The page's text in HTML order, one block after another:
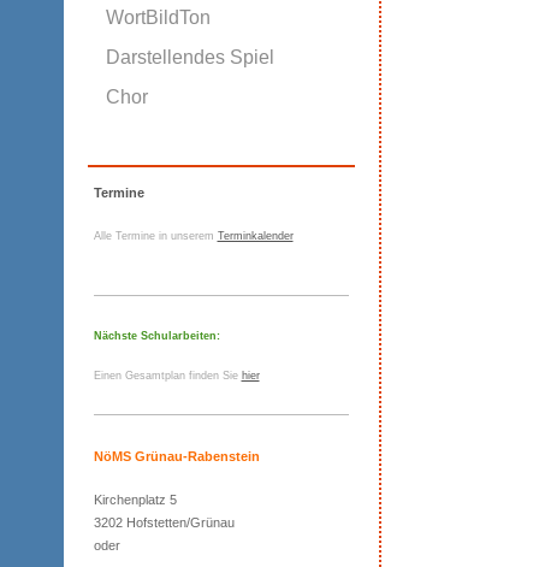
WortBildTon
Darstellendes Spiel
Chor
Termine
Alle Termine in unserem Terminkalender
Nächste Schularbeiten:
Einen Gesamtplan finden Sie hier
NöMS Grünau-Rabenstein
Kirchenplatz 5
3202 Hofstetten/Grünau
oder